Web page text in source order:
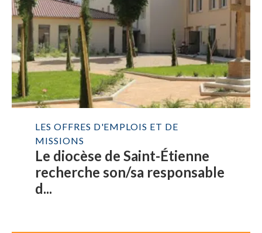
LES OFFRES D'EMPLOIS ET DE
MISSIONS
Le diocèse de Saint-Étienne
recherche son/sa responsable
d...